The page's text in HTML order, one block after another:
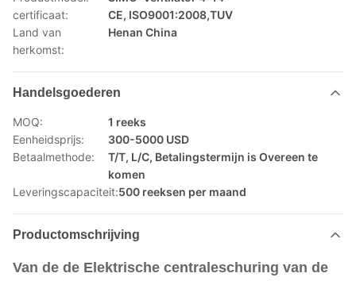
certificaat:
CE, ISO9001:2008,TUV
Land van
herkomst:
Henan China
Handelsgoederen
MOQ:
1 reeks
Eenheidsprijs:
300-5000 USD
Betaalmethode:
T/T, L/C, Betalingstermijn is Overeen te
komen
Leveringscapaciteit:500 reeksen per maand
Productomschrijving
Van de de Elektrische centraleschuring van de